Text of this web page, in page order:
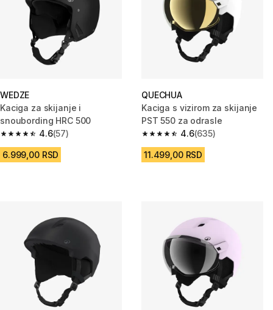
WEDZE
Kaciga za skijanje i
snoubording HRC 500
4.6
4.6 od 5 zvezdica from 57 Recenzije
(57)
6.999,00 RSD
QUECHUA
Kaciga s vizirom za skijanje
PST 550 za odrasle
4.6
4.6 od 5 zvezdica from 635
(635)
11.499,00 RSD